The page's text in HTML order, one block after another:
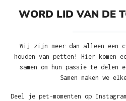
WORD LID VAN DE
Wij zijn meer dan alleen een
houden van petten! Hier komen
samen om hun passie te
Samen maken we
Deel je pet-momenten op